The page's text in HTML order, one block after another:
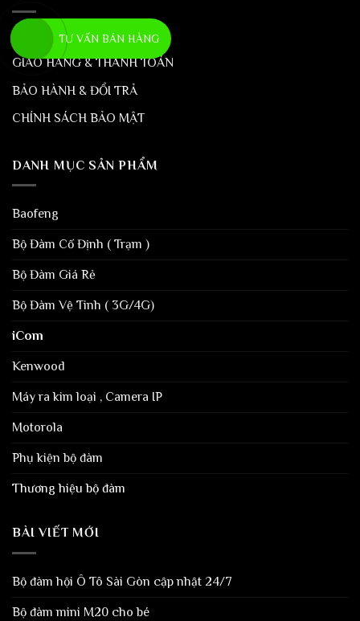
VỀ KHANG BẢO NAM
GIAO HÀNG & THANH TOÁN
BẢO HÀNH & ĐỔI TRẢ
CHÍNH SÁCH BẢO MẬT
DANH MỤC SẢN PHẨM
Baofeng
Bộ Đàm Cố Định ( Trạm )
Bộ Đàm Giá Rẻ
Bộ Đàm Vệ Tinh ( 3G/4G)
iCom
Kenwood
Máy ra kim loại , Camera IP
Motorola
Phụ kiện bộ đàm
Thương hiệu bộ đàm
BÀI VIẾT MỚI
Bộ đàm hội Ô Tô Sài Gòn cập nhật 24/7
Bộ đàm mini M20 cho bé
TƯ VẤN BÁN HÀNG